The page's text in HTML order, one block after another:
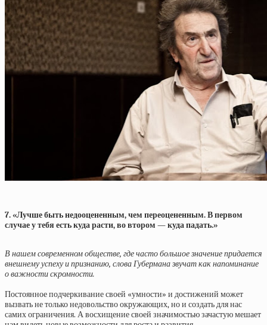
7. «Лучше быть недооцененным, чем переоцененным. В первом
случае у тебя есть куда расти, во втором — куда падать.»
В нашем современном обществе, где часто большое значение придается
внешнему успеху и признанию, слова Губермана звучат как напоминание
о важности скромности.
Постоянное подчеркивание своей «умности» и достижений может
вызвать не только недовольство окружающих, но и создать для нас
самих ограничения. А восхищение своей значимостью зачастую мешает